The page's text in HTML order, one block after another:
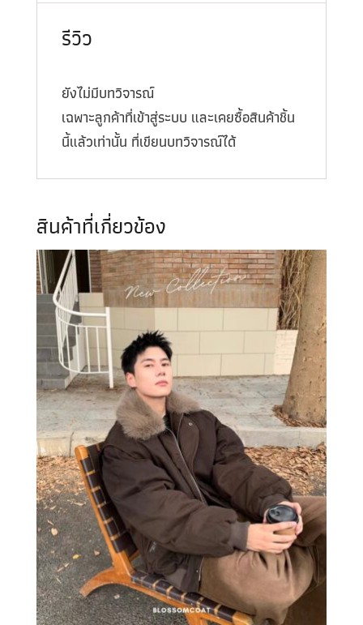
รีวิว
ยังไม่มีบทวิจารณ์
เฉพาะลูกค้าที่เข้าสู่ระบบ และเคยซื้อสินค้าชิ้น
นี้แล้วเท่านั้น ที่เขียนบทวิจารณ์ได้
สินค้าที่เกี่ยวข้อง